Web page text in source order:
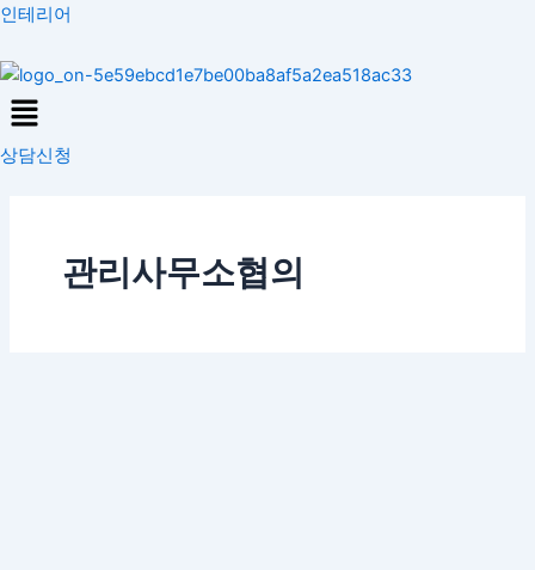
콘
츠
로
건
너
인테리어
Menu
상담신청
관리사무소협의